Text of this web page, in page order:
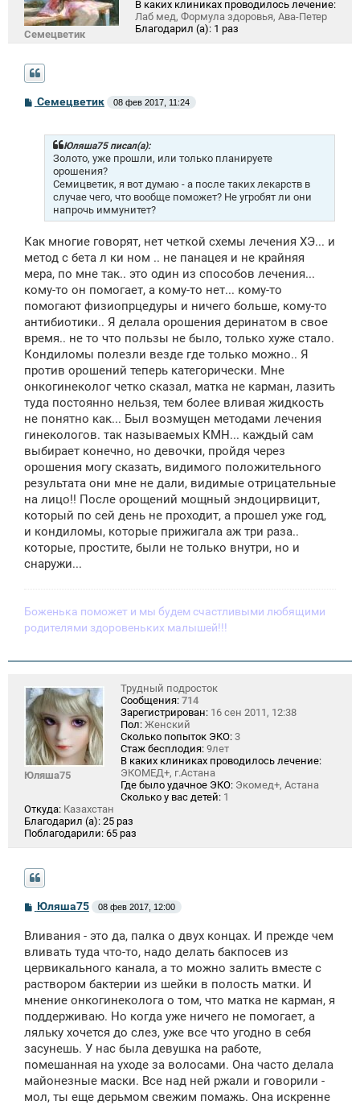
Семецветик
В каких клиниках проводилось лечение:
Лаб мед, Формула здоровья, Ава-Петер
Благодарил (а): 1 раз
С
о
Семецветик 08 фев 2017, 11:24
Юляша75 писал(а):
Золото, уже прошли, или только планируете
орошения?
Семицветик, я вот думаю - а после таких лекарств в
случае чего, что вообще поможет? Не угробят ли они
напрочь иммунитет?
Как многие говорят, нет четкой схемы лечения ХЭ... и
метод с бета л ки ном .. не панацея и не крайняя
мера, по мне так.. это один из способов лечения...
кому-то он помогает, а кому-то нет... кому-то
помогают физиопрцедуры и ничего больше, кому-то
антибиотики.. Я делала орошения деринатом в свое
время.. не то что пользы не было, только хуже стало.
Кондиломы полезли везде где только можно.. Я
против орошений теперь категорически. Мне
онкогинеколог четко сказал, матка не карман, лазить
туда постоянно нельзя, тем более вливая жидкость
не понятно как... Был возмущен методами лечения
гинекологов. так называемых КМН... каждый сам
выбирает конечно, но девочки, пройдя через
орошения могу сказать, видимого положительного
результата они мне не дали, видимые отрицательные
на лицо!! После орощений мощный эндоцирвицит,
который по сей день не проходит, а прошел уже год,
и кондиломы, которые прижигала аж три раза..
которые, простите, были не только внутри, но и
снаружи...
Боженька поможет и мы будем счастливыми любящими
родителями здоровеньких малышей!!!
Юляша75
Трудный подросток
Сообщения: 714
Зарегистрирован: 16 сен 2011, 12:38
Пол: Женский
Сколько попыток ЭКО: 3
Стаж бесплодия: 9лет
В каких клиниках проводилось лечение:
ЭКОМЕД+, г.Астана
Где было удачное ЭКО: Экомед+, Астана
Сколько у вас детей: 1
Откуда: Казахстан
Благодарил (а): 25 раз
Поблагодарили: 65 раз
С
о
б
щ
н
и
Юляша75 08 фев 2017, 12:00
Вливания - это да, палка о двух концах. И прежде чем
вливать туда что-то, надо делать бакпосев из
цервикального канала, а то можно залить вместе с
раствором бактерии из шейки в полость матки. И
мнение онкогинеколога о том, что матка не карман, я
поддерживаю. Но когда уже ничего не помогает, а
ляльку хочется до слез, уже все что угодно в себя
засунешь. У нас была девушка на работе,
помешанная на уходе за волосами. Она часто делала
майонезные маски. Все над ней ржали и говорили -
мол, ты еще дерьмом свежим помажь. Она искренне